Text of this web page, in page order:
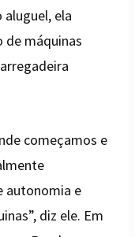
ela
de máquinas
começamos e
autonomia e
diz ele. Em